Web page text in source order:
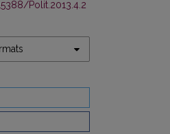
Polit.2013.4.2